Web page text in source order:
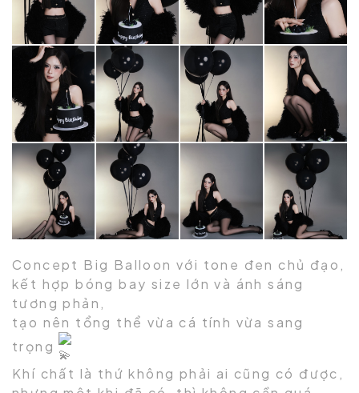
Concept Big Balloon với tone đen chủ đạo,
kết hợp bóng bay size lớn và ánh sáng
tương phản,
tạo nên tổng thể vừa cá tính vừa sang
trọng
Khí chất là thứ không phải ai cũng có được,